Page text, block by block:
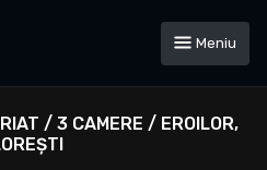
Meniu
/ 3 CAMERE / EROILOR,